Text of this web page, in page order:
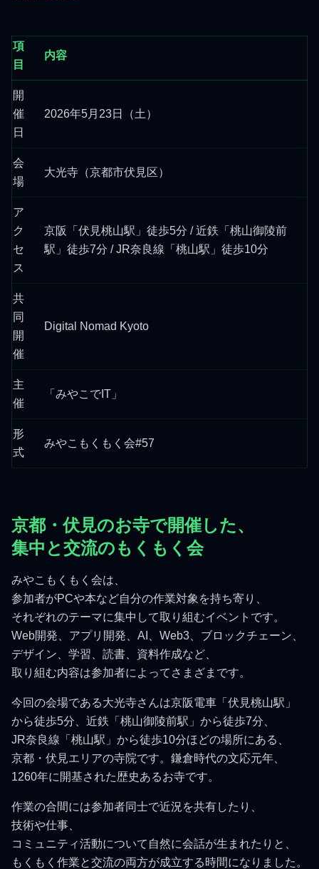
項
目
内容
開
催
日
2026年5月23日（土）
会
場
大光寺（京都市伏見区）
ア
ク
セ
ス
京阪「伏見桃山駅」徒歩5分 / 近鉄「桃山御陵前
駅」徒歩7分 / JR奈良線「桃山駅」徒歩10分
共
同
開
催
Digital Nomad Kyoto
主
催
「みやこでIT」
形
式
みやこもくもく会#57
京都・伏見のお寺で開催した、
集中と交流のもくもく会
みやこもくもく会は、
参加者がPCや本など自分の作業対象を持ち寄り、
それぞれのテーマに集中して取り組むイベントです。
Web開発、アプリ開発、AI、Web3、ブロックチェーン、
デザイン、学習、読書、資料作成など、
取り組む内容は参加者によってさまざまです。
今回の会場である大光寺さんは京阪電車「伏見桃山駅」
から徒歩5分、近鉄「桃山御陵前駅」から徒歩7分、
JR奈良線「桃山駅」から徒歩10分ほどの場所にある、
京都・伏見エリアの寺院です。鎌倉時代の文応元年、
1260年に開基された歴史あるお寺です。
作業の合間には参加者同士で近況を共有したり、
技術や仕事、
コミュニティ活動について自然に会話が生まれたりと、
もくもく作業と交流の両方が成立する時間になりました。